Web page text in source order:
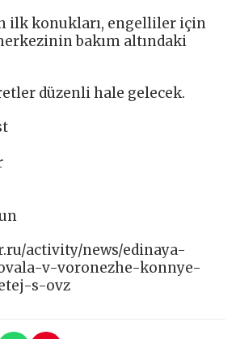
ilk konukları, engelliler için
bakım altındaki
düzenli hale gelecek.
activity/news/edinaya-
v-voronezhe-konnye-
s-ovz